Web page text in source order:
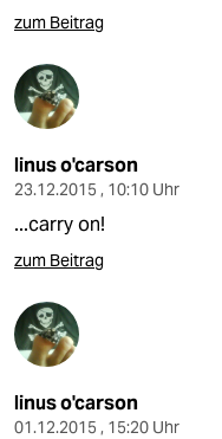
zum Beitrag
linus o'carson
23.12.2015 , 10:10 Uhr
...carry on!
zum Beitrag
linus o'carson
01.12.2015 , 15:20 Uhr